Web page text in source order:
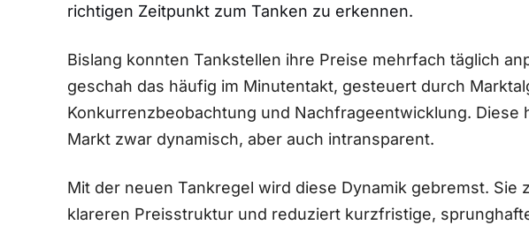
richtigen Zeitpunkt zum Tanken zu erkennen.
Bislang konnten Tankstellen ihre Preise mehrfach täglich
geschah das häufig im Minutentakt, gesteuert durch
Konkurrenzbeobachtung und Nachfrageentwicklung. Diese
Markt zwar dynamisch, aber auch intransparent.
Mit der neuen Tankregel wird diese Dynamik gebremst. Sie
klareren Preisstruktur und reduziert kurzfristige,